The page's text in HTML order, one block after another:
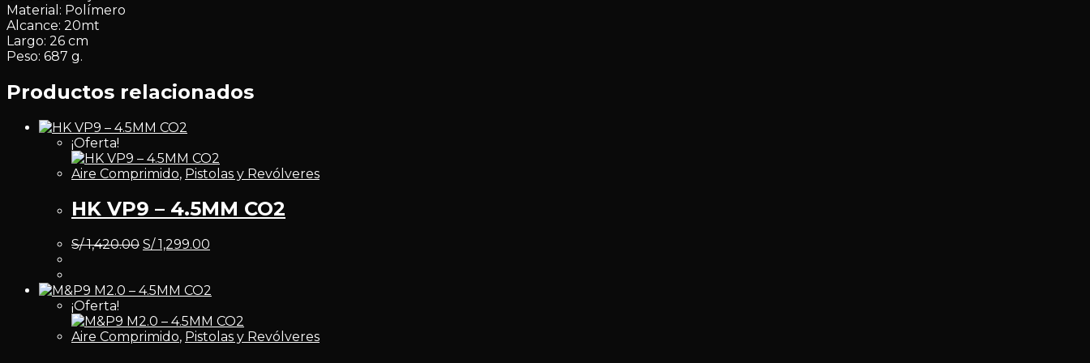
Material: Polímero
Alcance: 20mt
Largo: 26 cm
Peso: 687 g.
Productos relacionados
¡Oferta!
Aire Comprimido, Pistolas y Revólveres
HK VP9 – 4.5MM CO2
S/1,420.00 S/1,299.00
¡Oferta!
Aire Comprimido, Pistolas y Revólveres